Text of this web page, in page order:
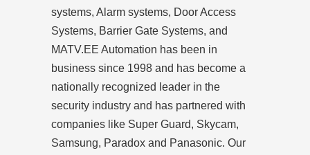
systems, Alarm systems, Door Access
Systems, Barrier Gate Systems, and
MATV.EE Automation has been in
business since 1998 and has become a
nationally recognized leader in the
security industry and has partnered with
companies like Super Guard, Skycam,
Samsung, Paradox and Panasonic. Our